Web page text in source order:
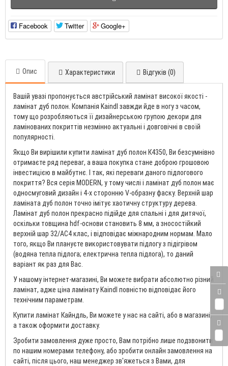
Facebook Twitter Google+
Опис Характеристики Відгуків (0)
Вашій увазі пропонується австрійський ламінат високої якості -
ламінат дуб полон. Компанія Kaindl завжди йде в ногу з часом,
тому що розробляються її дизайнерською групою декори для
ламінованих покриттів незмінно актуальні і довговічні в своїй
популярності.
Якщо Ви вирішили купити ламінат дуб полон К4350, Ви безсумнівно
отримаєте ряд переваг, а ваша покупка стане доброю грошовою
інвестицією в майбутнє. І так, які переваги даного підлогового
покриття? Вся серія MODERN, у тому числі і ламінат дуб полон має
односмуговий дизайн і 4-х сторонню V-образну фаску. Верхній шар
ламіната дуб полон точно імітує хаотичну структуру дерева.
Ламінат дуб полон прекрасно підійде для спальні і для дитячої,
оскільки товщина hdf-основи становить 8 мм, а зносостійкий
верхній шар 32/АС4 клас, і відповідає міжнародним нормам. Мало
того, якщо Ви плануєте використовувати підлогу з підігрівом
(водяна тепла підлога; електрична тепла підлога), то даний
варіант як раз для Вас.
У нашому інтернет-магазині, Ви можете вибрати абсолютно різний
ламінат, адже ціна ламінату Kaindl повністю відповідає його
технічним параметрам.
Купити ламінат Кайндль, Ви можете у нас на сайті, або в магазині,
а також оформити доставку.
Зробити замовлення дуже просто, Вам потрібно лише подзвонити
по нашим номерами телефону, або зробити онлайн замовлення на
сайті, після цього, наш менеджер зв'яжеться з Вами, для